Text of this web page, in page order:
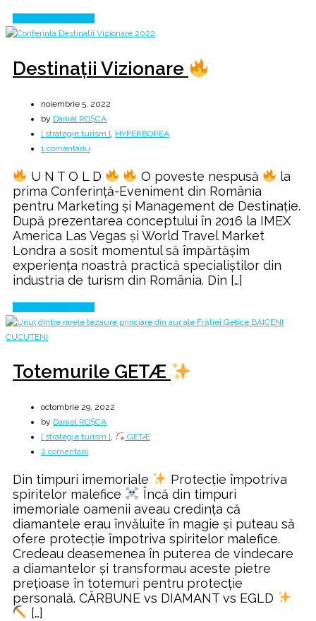
Destinații Vizionare
noiembrie 5, 2022
by Daniel ROȘCA
[ strategie turism ] HYPERBOREA
1 comentariu
Vizionare
U N T O L D O poveste nespusă
la
prima Conferință-Eveniment din România
pentru Marketing și Management de Destinație.
După prezentarea conceptului în 2016 la IMEX
America Las Vegas și World Travel Market
Londra a sosit momentul să împărtășim
experiența noastră practică specialiștilor din
industria de turism din România. Din […]
Totemurile GETÆ
octombrie 29, 2022
by Daniel ROȘCA
[ strategie turism ]
GETÆ
2 comentarii
GETÆ
Din timpuri imemoriale
Protecție împotriva
spiritelor malefice
Încă din timpuri
imemoriale oamenii aveau credința că
diamantele erau învăluite în magie și puteau să
ofere protecție împotriva spiritelor malefice.
Credeau deasemenea în puterea de vindecare
a diamantelor și transformau aceste pietre
prețioase în totemuri pentru protecție
personală. CĂRBUNE vs DIAMANT vs EGLD
[…]